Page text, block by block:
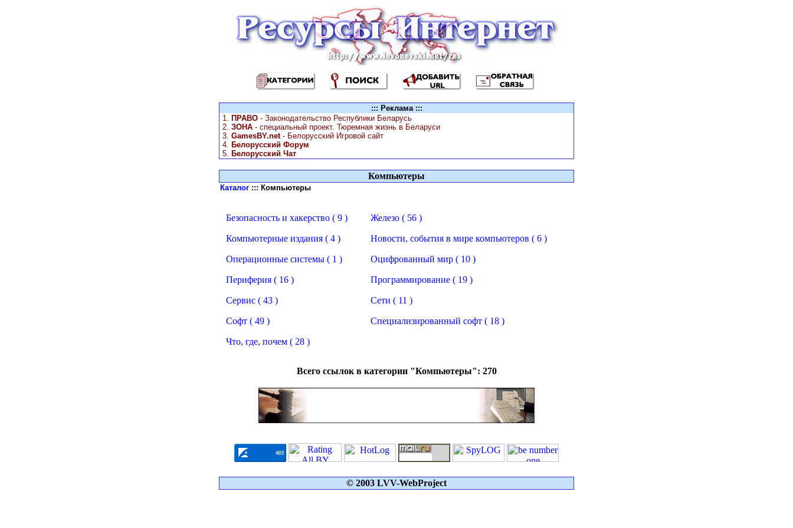
::: Реклама :::
1. ПРАВО - Законодательство Республики Беларусь
2. ЗОНА - специальный проект. Тюремная жизнь в Беларуси
3. GamesBY.net- Белорусский Игровой сайт
4. Белорусский Форум
5. Белорусский Чат
Компьютеры
Каталог ::: Компьютеры
Безопасность и хакерство ( 9 ) Железо ( 56 )
Компьютерные издания ( 4 ) Новости, события в мире компьютеров ( 6 )
Операционные системы ( 1 ) Оцифрованный мир ( 10 )
Периферия ( 16 ) Программирование ( 19 )
Сервис ( 43 ) Сети ( 11 )
Софт ( 49 ) Специализированный софт ( 18 )
Что, где, почем ( 28 )
Всего ссылок в категории "Компьютеры": 270
© 2003 LVV-WebProject